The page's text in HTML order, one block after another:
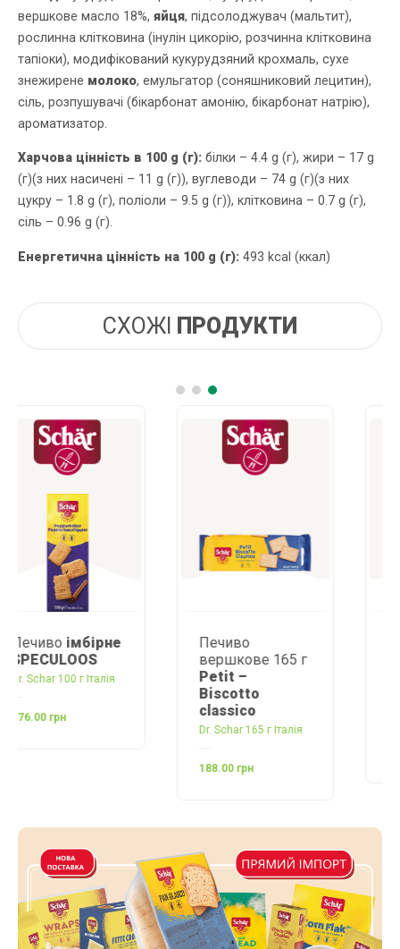
вершкове масло 18%, яйця, підсолоджувач (мальтит),
рослинна клітковина (інулін цикорію, розчинна клітковина
тапіоки), модифікований кукурудзяний крохмаль, сухе
знежирене молоко, емульгатор (соняшниковий лецитин),
сіль, розпушувачі (бікарбонат амонію, бікарбонат натрію),
ароматизатор.
Харчова цінність в 100 g (г): білки – 4.4 g (г), жири – 17 g
(г)(з них насичені – 11 g (г)), вуглеводи – 74 g (г)(з них
цукру – 1.8 g (г), поліоли – 9.5 g (г)), клітковина – 0.7 g (г),
сіль – 0.96 g (г).
Енергетична цінність на 100 g (г): 493 kcal (ккал)
СХОЖІ ПРОДУКТИ
Печиво
вершкове 165 г
Petit –
classico
Печиво вівсяне
зшоколадом
Oats& Chip
Choco
GULLON 220 г Іспанія